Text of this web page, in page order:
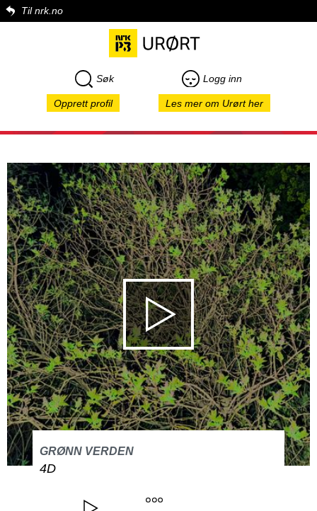
Til nrk.no
Søk Logg inn
Opprett profil Les mer om Urørt her
GRØNN VERDEN
4D